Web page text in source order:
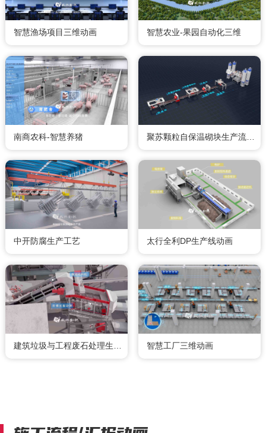
智慧渔场项目三维动画 智慧农业-果园自动化三维
南商农科-智慧养猪 聚苏颗粒自保温砌块生产流程-三维动画
中开防腐生产工艺 太行全利DP生产线动画
智慧工厂三维动画